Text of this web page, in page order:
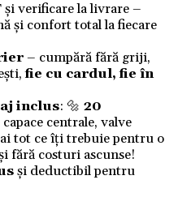
și verificare la livrare –
și confort total la fiecare
– cumpără fără griji,
fie cu cardul, fie în
inclus: 🔩 20
capace centrale, valve
tot ce îți trebuie pentru o
fără costuri ascunse!
și deductibil pentru